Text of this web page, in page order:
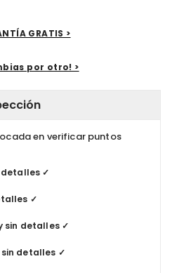
GRATIS >
por otro! >
en verificar puntos
detalles ✓
✓
sin detalles ✓
sin detalles ✓